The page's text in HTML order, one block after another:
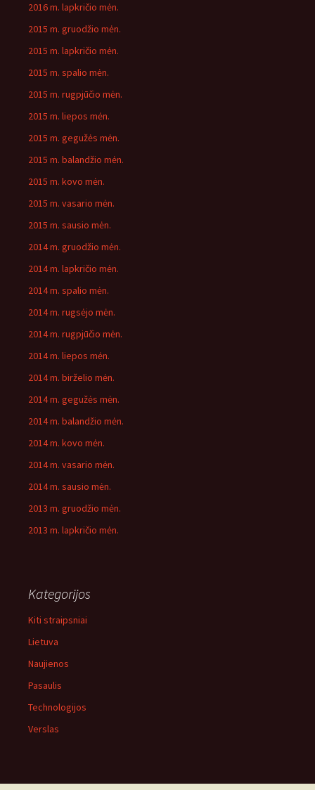
2016 m. lapkričio mėn.
2015 m. gruodžio mėn.
2015 m. lapkričio mėn.
2015 m. spalio mėn.
2015 m. rugpjūčio mėn.
2015 m. liepos mėn.
2015 m. gegužės mėn.
2015 m. balandžio mėn.
2015 m. kovo mėn.
2015 m. vasario mėn.
2015 m. sausio mėn.
2014 m. gruodžio mėn.
2014 m. lapkričio mėn.
2014 m. spalio mėn.
2014 m. rugsėjo mėn.
2014 m. rugpjūčio mėn.
2014 m. liepos mėn.
2014 m. birželio mėn.
2014 m. gegužės mėn.
2014 m. balandžio mėn.
2014 m. kovo mėn.
2014 m. vasario mėn.
2014 m. sausio mėn.
2013 m. gruodžio mėn.
2013 m. lapkričio mėn.
Kategorijos
Kiti straipsniai
Lietuva
Naujienos
Pasaulis
Technologijos
Verslas